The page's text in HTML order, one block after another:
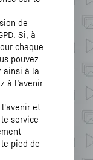
de
Si, à
chaque
pouvez
ainsi à la
à l’avenir
l'avenir et
service
pied de